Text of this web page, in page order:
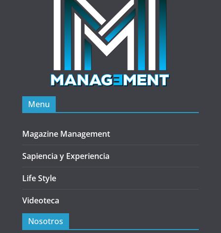
Menu
Magazine Management
Sapiencia y Experiencia
Life Style
Videoteca
Nosotros